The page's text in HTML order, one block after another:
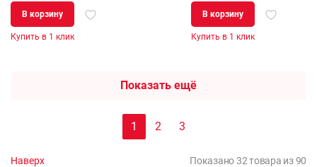
В корзину
Купить в 1 клик
В корзину
Купить в 1 клик
Показать ещё
1 2 3
Наверх Показано 32 товара из 90